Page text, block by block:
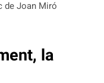
de Joan Miró
la